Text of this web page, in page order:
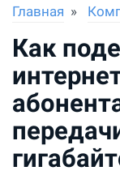
Главная
Как